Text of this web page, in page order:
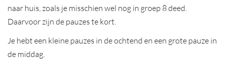
naar huis, zoals je misschien wel nog in groep 8 deed.
Daarvoor zijn de pauzes te kort.
Je hebt een kleine pauzes in de ochtend en een grote pauze in
de middag.